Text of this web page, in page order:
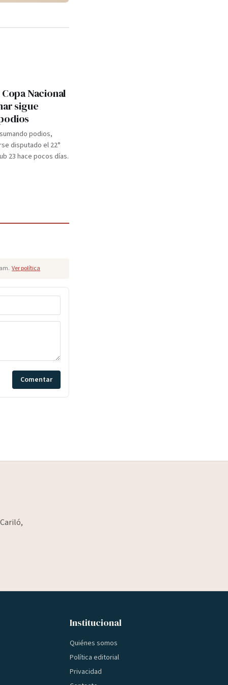
Nacional
sigue
podios,
disputado el 22°
23 hace pocos días.
Ver política
Comentar
Institucional
Quiénes somos
Política editorial
Privacidad